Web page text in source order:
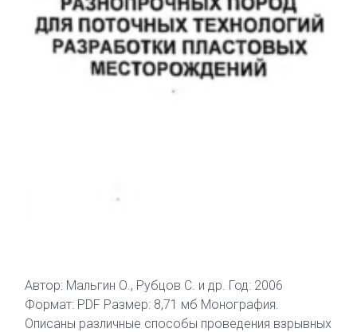
Автор: Мальгин О., Рубцов С. и др. Год: 2006
Формат: PDF Размер: 8,71 мб Монография.
Описаны различные способы проведения взрывных